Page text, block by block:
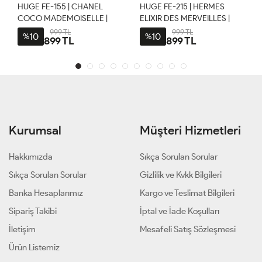
HUGE FE-155 | CHANEL
COCO MADEMOISELLE |
MUADİL 50 ML KADIN
PARFÜM
%10 999 TL
899 TL
HUGE FE-215 | HERMES
ELIXIR DES MERVEILLES |
MUADİL 50 ML KADIN
PARFÜM
%10 999 TL
899 TL
Kurumsal
Hakkımızda
Sıkça Sorulan Sorular
Banka Hesaplarımız
Sipariş Takibi
İletişim
Ürün Listemiz
Müşteri Hizmetleri
Sıkça Sorulan Sorular
Gizlilik ve Kvkk Bilgileri
Kargo ve Teslimat Bilgileri
İptal ve İade Koşulları
Mesafeli Satış Sözleşmesi